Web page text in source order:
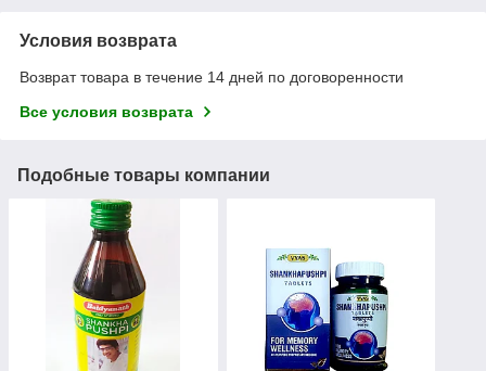
Условия возврата
Возврат товара в течение 14 дней по договоренности
Все условия возврата
Подобные товары компании